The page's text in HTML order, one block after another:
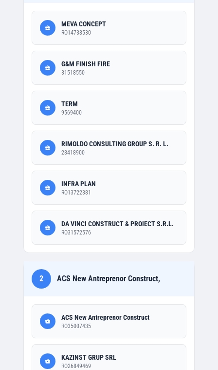
MEVA CONCEPT
RO14738530
G&M FINISH FIRE
31518550
TERM
9569400
RIMOLDO CONSULTING GROUP S. R. L.
28418900
INFRA PLAN
RO13722381
DA VINCI CONSTRUCT & PROIECT S.R.L.
RO31572576
2 ACS New Antreprenor Construct,
ACS New Antreprenor Construct
RO35007435
KAZINST GRUP SRL
RO26849469